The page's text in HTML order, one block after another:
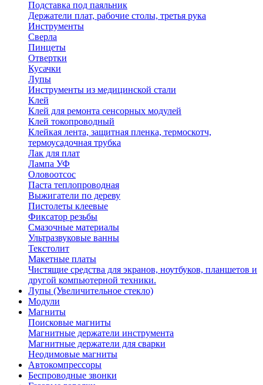
Подставка под паяльник
Держатели плат, рабочие столы, третья рука
Инструменты
Сверла
Пинцеты
Отвертки
Кусачки
Лупы
Инструменты из медицинской стали
Клей
Клей для ремонта сенсорных модулей
Клей токопроводный
Клейкая лента, защитная пленка, термоскотч,
термоусадочная трубка
Лак для плат
Лампа УФ
Оловоотсос
Паста теплопроводная
Выжигатели по дереву
Пистолеты клеевые
Фиксатор резьбы
Смазочные материалы
Ультразвуковые ванны
Текстолит
Макетные платы
Чистящие средства для экранов, ноутбуков, планшетов и
другой компьютерной техники.
Лупы (Увеличительное стекло)
Модули
Магниты
Поисковые магниты
Магнитные держатели инструмента
Магнитные держатели для сварки
Неодимовые магниты
Автокомпрессоры
Беспроводные звонки